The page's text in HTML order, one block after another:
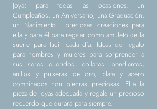
Joyas para todas las ocasiones: un
Cumpleaños, un Aniversario, una Graduación,
un Nacimiento... preciosas creaciones para
ella y para él para regalar como amuleto de la
suerte para lucir cada día. Ideas de regalo
para hombres y mujeres para sorprender a
sus seres queridos: collares, pendientes,
anillos y pulseras de oro, plata y acero
combinados con piedras preciosas. Elija la
pieza de Joyas adecuada y regale un precioso
recuerdo que durará para siempre.